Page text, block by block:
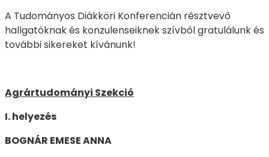
A Tudományos Diákköri Konferencián résztvevő
hallgatóknak és konzulenseiknek szívből gratulálunk és
további sikereket kívánunk!
Agrártudományi Szekció
I. helyezés
BOGNÁR EMESE ANNA